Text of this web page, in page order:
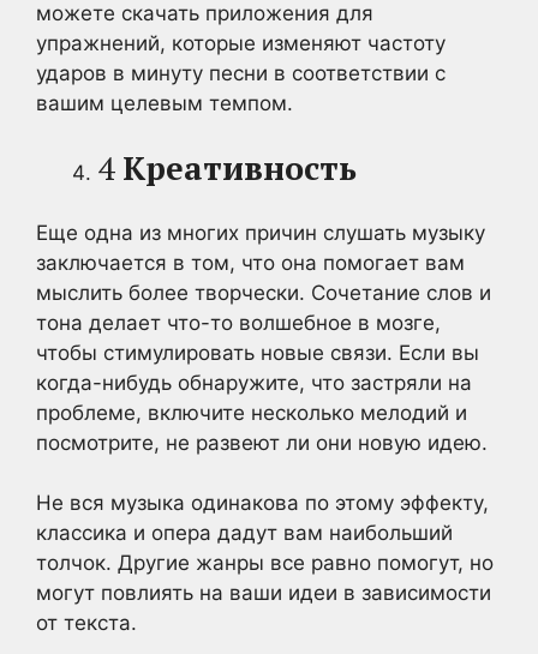
можете скачать приложения для
упражнений, которые изменяют частоту
ударов в минуту песни в соответствии с
вашим целевым темпом.
4Креативность
Еще одна из многих причин слушать музыку
заключается в том, что она помогает вам
мыслить более творчески. Сочетание слов и
тона делает что-то волшебное в мозге,
чтобы стимулировать новые связи. Если вы
когда-нибудь обнаружите, что застряли на
проблеме, включите несколько мелодий и
посмотрите, не развеют ли они новую идею.
Не вся музыка одинакова по этому эффекту,
классика и опера дадут вам наибольший
толчок. Другие жанры все равно помогут, но
могут повлиять на ваши идеи в зависимости
от текста.